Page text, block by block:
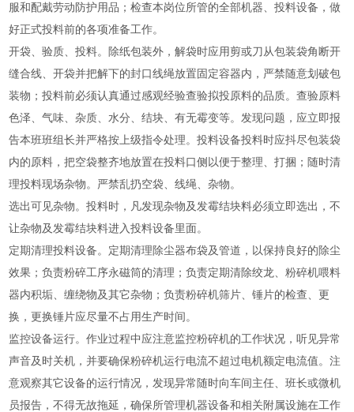
服和配戴劳动防护用品；检查本岗位所管的全部机器、投料设备，做
好正式投料前的各项准备工作。
开袋、验质、投料。除纸包装外，解袋时应用剪或刀从包装袋角断开
缝合线、开袋并把解下的封口线绳放置固定容器内，严禁随意划破包
装物；投料前必须认真通过感观经验查验拟投原料的品质。查验原料
色泽、气味、杂质、水分、结块、有无霉变等。发现问题，应立即报
告本班班组长并严格按上级指令处理。投料设备投料时应抖尽包装袋
内的原料，把空袋整齐地放置在投料口侧以便于整理、打捆；随时清
理投料现场杂物。严禁乱扔空袋、线绳、杂物。
选出可见杂物。投料时，凡发现杂物及发霉结块料必须立即选出，不
让杂物及发霉结块料进入投料设备里面。
定期清理投料设备。定期清理除尘器布袋及管道，以保持良好的除尘
效果；负责粉碎工序永磁筒的清理；负责定期清除绞龙、粉碎机喂料
器内积垢、缠绕物及其它杂物；负责粉碎机筛片、锤片的检查、更
换，更换锤片应尽量不占用生产时间。
监控设备运行。作业过程中应注意监控粉碎机的工作状况，听见异常
声音及时关机，并要确保粉碎机运行电流不超过电机额定电流值。注
意观察其它设备的运行情况，发现异常随时向车间主任、班长或微机
员报告，不得无故拖延，确保所管理机器设备和相关附属设施在工作